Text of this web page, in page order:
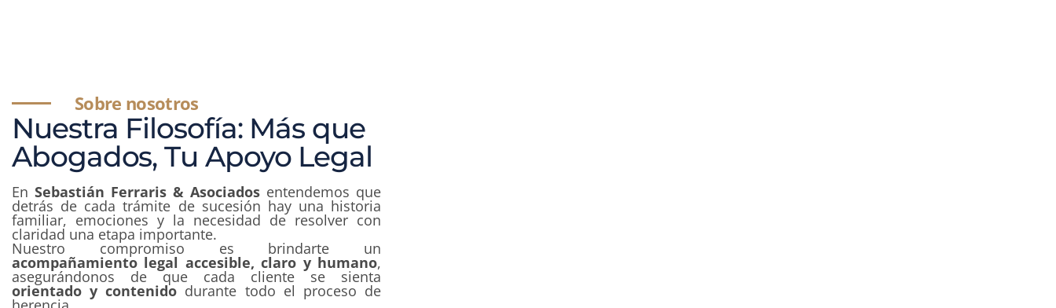
Sobre nosotros
Nuestra Filosofía: Más que
Abogados, Tu Apoyo Legal
En Sebastián Ferraris & Asociados entendemos que
detrás de cada trámite de sucesión hay una historia
familiar, emociones y la necesidad de resolver con
claridad una etapa importante.
Nuestro compromiso es brindarte un
acompañamiento legal accesible, claro y humano,
asegurándonos de que cada cliente se sienta
orientado y contenido durante todo el proceso de